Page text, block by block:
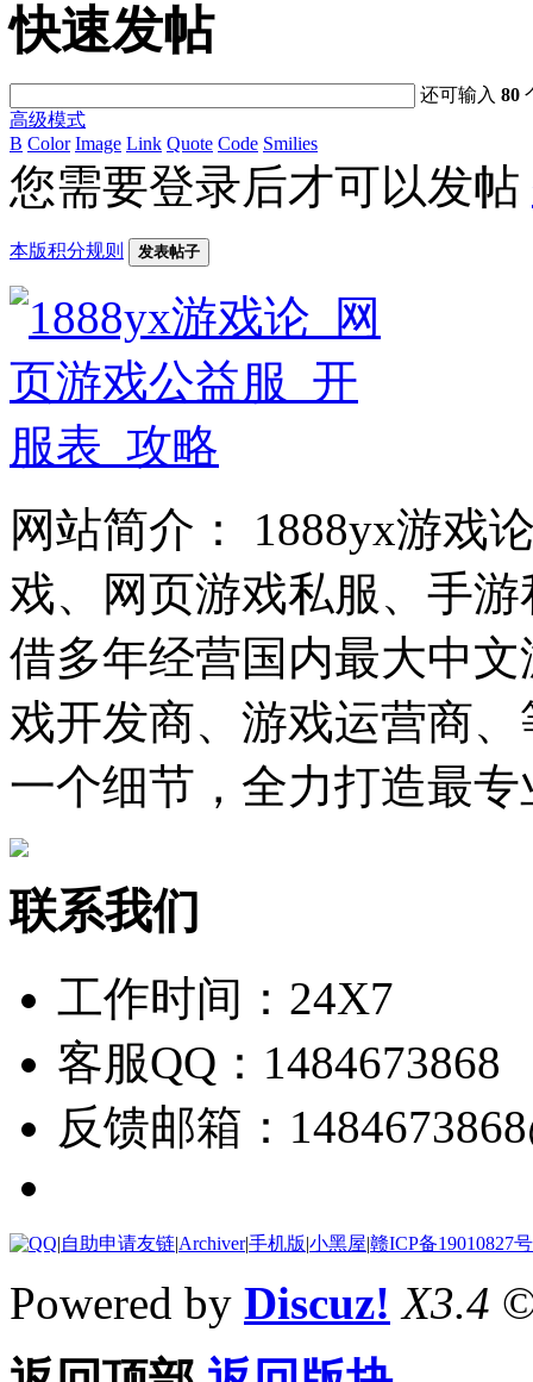
快速发帖
还可输入80
高级模式
B Color Image Link Quote Code Smilies
您需要登录后才可以发帖
本版积分规则 发表帖子
网站简介： 1888yx游戏
戏、网页游戏私服、手
借多年经营国内最大中
戏开发商、游戏运营商
一个细节，全力打造最
联系我们
工作时间：24X7
客服QQ：1484673868
反馈邮箱：
|自助申请友链|Archiver|手机版|小黑屋|赣ICP备19010827
Powered by Discuz! X3.4